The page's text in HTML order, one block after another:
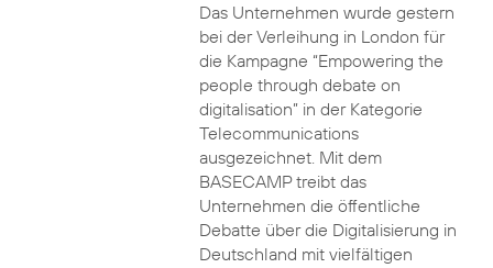
Das Unternehmen wurde gestern
bei der Verleihung in London für
die Kampagne “Empowering the
people through debate on
digitalisation” in der Kategorie
Telecommunications
ausgezeichnet. Mit dem
BASECAMP treibt das
Unternehmen die öffentliche
Debatte über die Digitalisierung in
Deutschland mit vielfältigen